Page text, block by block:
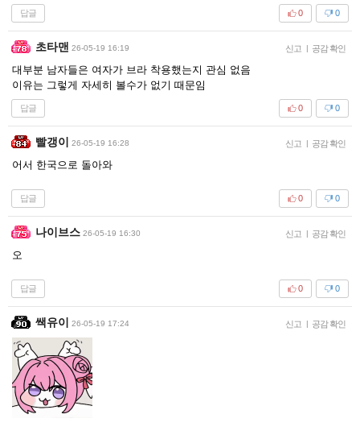
답글 0
0
초타맨 26-05-19 16:19 신고 | 공감 확인
대부분 남자들은 여자가 브라 착용했는지 관심 없음
이유는 그렇게 자세히 볼수가 없기 때문임
답글 0
0
빨갱이 26-05-19 16:28 신고 | 공감 확인
어서 한국으로 돌아와
답글 0
0
나이브스 26-05-19 16:30 신고 | 공감 확인
오
답글 0
0
쌕유이 26-05-19 17:24 신고 | 공감 확인